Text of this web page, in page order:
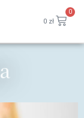
0 zł
0